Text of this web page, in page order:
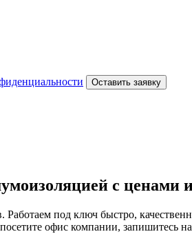
Оставить заявку
с ценами
Работаем под ключ быстро,
офис компании, запишитесь